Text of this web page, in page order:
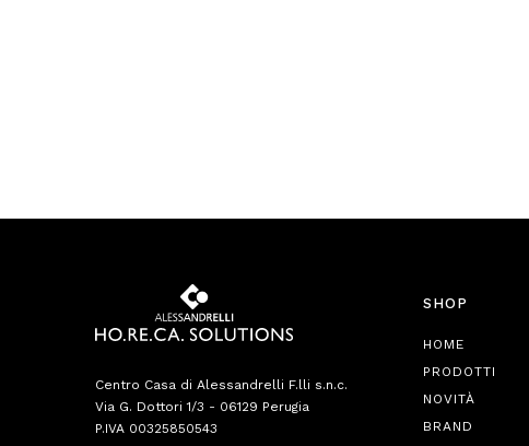
Centro Casa di Alessandrelli F.lli s.n.c.
Via G. Dottori 1/3 - 06129 Perugia
P.IVA 00325850543
SHOP
HOME
PRODOTTI
NOVITÀ
BRAND